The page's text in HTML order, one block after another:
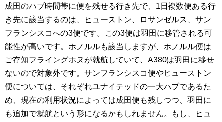
成田のハブ時間帯に便を残せる行き先で、1日複数便ある行
き先に該当するのは、ヒューストン、ロサンゼルス、サン
フランシスコへの3便です。この3便は羽田に移管される可
能性が高いです。ホノルルも該当しますが、ホノルル便は
ご存知フライングホヌが就航していて、A380は羽田に移せ
ないので対象外です。サンフランシスコ便やヒューストン
便については、それぞれユナイテッドの一大ハブであるた
め、現在の利用状況によっては成田便も残しつつ、羽田に
も追加で就航という形になるかもしれません。もし、ヒュ